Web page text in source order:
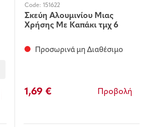
Code: 151622
Σκεύη Αλουμινίου Μιας
Χρήσης Με Καπάκι τμχ 6
Προσωρινά μη Διαθέσιμο
1,69 € Προβολή